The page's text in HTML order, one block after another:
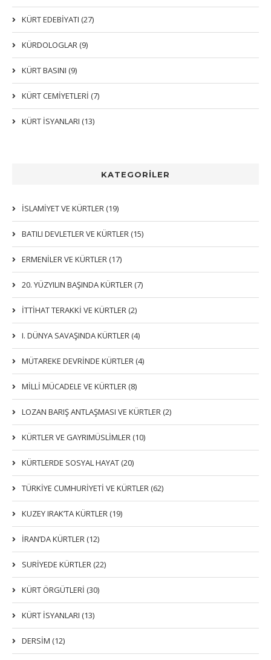
KATEGORİLER
İSLAMIYET VE KÜRTLER (19)
BATILI DEVLETLER VE KÜRTLER (15)
ERMENİLER VE KÜRTLER (17)
20. YÜZYILIN BAŞINDA KÜRTLER (7)
İTTIHAT TERAKKI VE KÜRTLER (2)
I. DÜNYA SAVAŞINDA KÜRTLER (4)
MÜTAREKE DEVRİNDE KÜRTLER (4)
MİLLİ MÜCADELE VE KÜRTLER (8)
LOZAN BARIŞ ANTLAŞMASI VE KÜRTLER (2)
KÜRTLER VE GAYRIMÜSLIMLER (10)
KÜRTLERDE SOSYAL HAYAT (20)
TÜRKİYE CUMHURİYETİ VE KÜRTLER (62)
KUZEY IRAK’TA KÜRTLER (19)
İRAN’DA KÜRTLER (12)
SURİYEDE KÜRTLER (22)
KÜRT ÖRGÜTLERİ (30)
KÜRT İSYANLARI (13)
DERSIM (12)
KÜRT EDEBİYATI (27)
KÜRDOLOGLAR (9)
KÜRT BASINI (9)
KÜRT CEMİYETLERİ (7)
KÜRT İSYANLARI (13)